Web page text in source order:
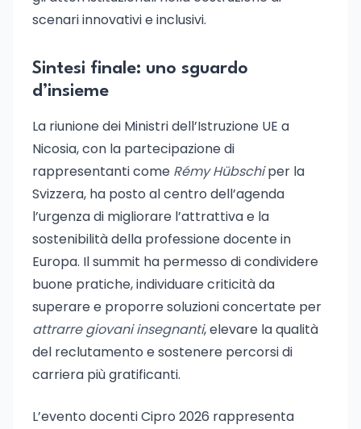
scenari innovativi e inclusivi.
Sintesi finale: uno sguardo
d’insieme
La riunione dei Ministri dell’Istruzione UE a
Nicosia, con la partecipazione di
rappresentanti come Rémy Hübschiper la
Svizzera, ha posto al centro dell’agenda
l’urgenza di migliorare l’attrattiva e la
sostenibilità della professione docente in
Europa. Il summit ha permesso di condividere
buone pratiche, individuare criticità da
superare e proporre soluzioni concertate per
attrarre giovani insegnanti, elevare la qualità
del reclutamento e sostenere percorsi di
carriera più gratificanti.
L’evento docenti Cipro 2026 rappresenta